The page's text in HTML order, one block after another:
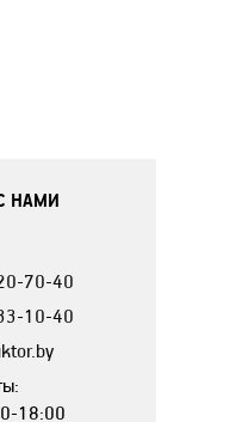
НАМИ
70-40
10-40
18:00